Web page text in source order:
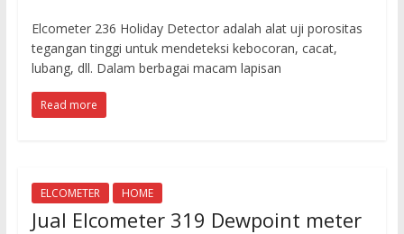
cutElcometer 236 Holiday Detector adalah alat uji porositas
tegangan tinggi untuk mendeteksi kebocoran, cacat,
lubang, dll. Dalam berbagai macam lapisan
Read more
ELCOMETER HOME
Jual Elcometer 319 Dewpoint meter